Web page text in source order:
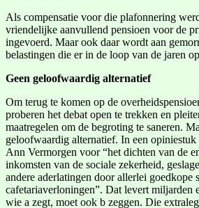
Als compensatie voor die plafonnering
vriendelijke aanvullend pensioen voor de
ingevoerd. Maar ook daar wordt aan
belastingen die er in de loop van de jaren
Geen geloofwaardig alternatief
Om terug te komen op de
proberen het debat open te trekken en
maatregelen om de begroting te saneren.
geloofwaardig alternatief. In een
Ann Vermorgen voor “het dichten van de
inkomsten van de sociale zekerheid,
andere aderlatingen door allerlei goedkope
cafetariaverloningen”. Dat levert miljarden
wie a zegt, moet ook b zeggen. Die